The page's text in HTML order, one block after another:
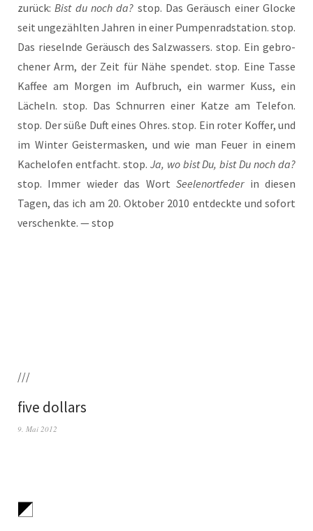
zurück:Bist du noch da? stop. Das Geräusch einer Glo­cke
seit unge­zähl­ten Jah­ren in einer Pum­pen­rad­sta­ti­on. stop.
Das rie­seln­de Geräusch des Salz­was­sers. stop. Ein gebro­
che­ner Arm, der Zeit für Nähe spen­det. stop. Eine Tas­se
Kaf­fee am Mor­gen im Auf­bruch, ein war­mer Kuss, ein
Lächeln. stop. Das Schnur­ren einer Kat­ze am Tele­fon.
stop. Der süße Duft eines Ohres. stop. Ein roter Kof­fer, und
im Win­ter Geis­ter­mas­ken, und wie man Feu­er in einem
Kachel­ofen ent­facht. stop. Ja, wo bist Du, bist Du noch da?
stop. Immer wie­der das WortSee­len­ort­fe­derin die­sen
Tagen, das ich am 20. Okto­ber 2010 ent­deck­te und sofort
ver­schenk­te. — stop
///
five dollars
9. Mai 2012